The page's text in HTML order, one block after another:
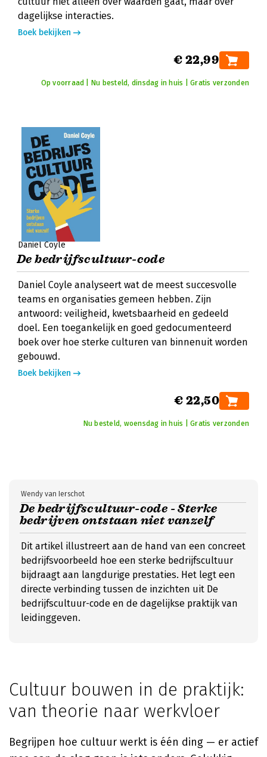
dagelijkse interacties.
Boek bekijken
€ 22,99
Op voorraad | Nu besteld, dinsdag in huis | Gratis verzonden
Daniel Coyle
De bedrijfscultuur-code
Daniel Coyle analyseert wat de meest succesvolle
teams en organisaties gemeen hebben. Zijn
antwoord: veiligheid, kwetsbaarheid en gedeeld
doel. Een toegankelijk en goed gedocumenteerd
boek over hoe sterke culturen van binnenuit worden
gebouwd.
Boek bekijken
€ 22,50
Nu besteld, woensdag in huis | Gratis verzonden
De bedrijfscultuur-code - Sterke
bedrijven ontstaan niet vanzelf
Wendy van Ierschot
Dit artikel illustreert aan de hand van een concreet
bedrijfsvoorbeeld hoe een sterke bedrijfscultuur
bijdraagt aan langdurige prestaties. Het legt een
directe verbinding tussen de inzichten uit De
bedrijfscultuur-code en de dagelijkse praktijk van
leidinggeven.
Cultuur bouwen in de praktijk:
van theorie naar werkvloer
Begrijpen hoe cultuur werkt is één ding — er actief